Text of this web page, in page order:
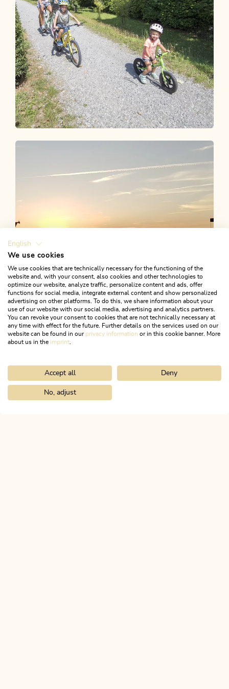
Radfahren & Biken
Top Events
DIE HIGHLIGHTS
Aktivitäten
English
We use cookies
We use cookies that are technically necessary for the functioning of the
website and, with your consent, also cookies and other technologies to
optimize our website, analyze traffic, personalize content and ads, offer
functions for social media, integrate external content and show personalized
advertising on other platforms. To do this, we share information about your
use of our website with our social media, advertising and analytics partners.
You can revoke your consent to cookies that are not technically necessary at
any time with effect for the future. Further details on the services used on our
website can be found in our privacy information or in this cookie banner. More
about us in the imprint
Accept all Deny
No, adjust